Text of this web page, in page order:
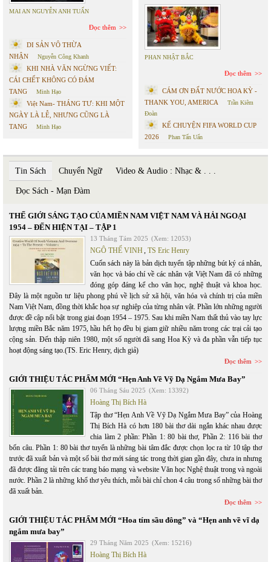
MAI AN NGUYỄN ANH TUẤN
Đọc thêm
DI SẢN VÔ THỪA
NHẬN
Nguyễn Công Khanh
KHI NHÀ VĂN NGỪNG VIẾT:
CÁI CHẾT KHÔNG CÓ ĐÁM
TANG
Minh Hạo
Việt Nam- THÁNG TƯ: KHI MỘT
NGÀY LÀ LỄ, NHƯNG CŨNG LÀ
TANG
Minh Hạo
PHAN NHẬT BẮC
Đọc thêm
CÁM ƠN ĐẤT NƯỚC HOA KỲ -
THANK YOU, AMERICA
Trần Kiêm
Đoàn
KỂ CHUYỆN FIFA WORLD CUP
2026
Phan Tấn Uẩn
Tin Sách Chuyển Ngữ Video & Audio : Nhạc & . . .
Đọc Sách - Mạn Đàm
THẾ GIỚI SÁNG TẠO CỦA MIỀN NAM VIỆT NAM VÀ HẢI NGOẠI
1954 – ĐẾN HIỆN TẠI – TẬP 1
13 Tháng Tám 2025 (Xem: 12053)
NGÔ THẾ VINH, TS Eric Henry
Cuốn sách này là bản dịch tuyển tập những bút ký cá nhân,
văn học và báo chí về các nhân vật Việt Nam đã có những
đóng góp đáng kể cho văn học, nghệ thuật và khoa học.
Đây là một nguồn tư liệu phong phú về lịch sử xã hội, văn hóa và chính trị của miền
Nam Việt Nam, đồng thời khắc họa sự nghiệp của từng nhân vật. Phần lớn những người
được đề cập nổi bật trong giai đoạn 1954 – 1975. Sau khi miền Nam thất thủ vào tay lực
lượng miền Bắc năm 1975, hầu hết họ đều bị giam giữ nhiều năm trong các trại cải tạo
cộng sản. Đến thập niên 1980, một số người đã sang Hoa Kỳ và đa phần vẫn tiếp tục
hoạt động sáng tạo.(TS. Eric Henry, dịch giả)
Đọc thêm
GIỚI THIỆU TÁC PHẨM MỚI “Hẹn Anh Về Vỹ Dạ Ngắm Mưa Bay”
06 Tháng Sáu 2025 (Xem: 13392)
Hoàng Thị Bích Hà
Tập thơ “Hẹn Anh Về Vỹ Dạ Ngắm Mưa Bay” của Hoàng
Thị Bích Hà có hơn 180 bài thơ dài ngắn khác nhau được
chia làm 2 phần: Phần 1: 80 bài thơ, Phần 2: 116 bài thơ
bốn câu. Phần 1: 80 bài thơ tuyển là những bài tâm đắc được chọn lọc ra từ 10 tập thơ
trước đã xuất bản và một số bài thơ mới sáng tác trong thời gian gần đây, chưa in nhưng
đã được đăng tải trên các trang báo mạng và website Văn học Nghệ thuật trong và ngoài
nước. Phần 2 là những khổ thơ yêu thích, mỗi bài chỉ chon 4 câu trong số những bài thơ
đã xuất bản.
Đọc thêm
GIỚI THIỆU TÁC PHẨM MỚI “Hoa tím sầu đông” và “Hẹn anh về vĩ dạ
ngắm mưa bay”
29 Tháng Năm 2025 (Xem: 15216)
Hoàng Thị Bích Hà